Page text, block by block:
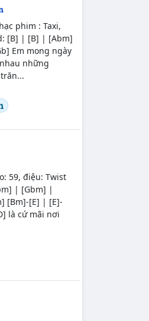
phim : Taxi,
[B] | [B] | [Abm]
Em mong ngày
những
59, điệu: Twist
| [Gbm] |
[Bm]-[E] | [E]-
là cứ mãi nơi